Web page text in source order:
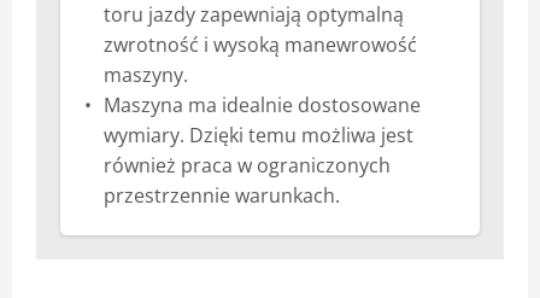
toru jazdy zapewniają optymalną
zwrotność i wysoką manewrowość
maszyny.
Maszyna ma idealnie dostosowane
wymiary. Dzięki temu możliwa jest
również praca w ograniczonych
przestrzennie warunkach.